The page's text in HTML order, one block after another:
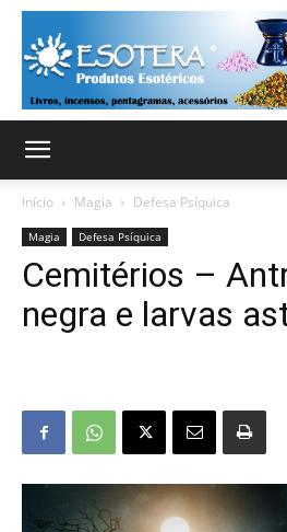
Início Magia Defesa Psíquica
Magia Defesa Psíquica
Cemitérios –
negra e larvas